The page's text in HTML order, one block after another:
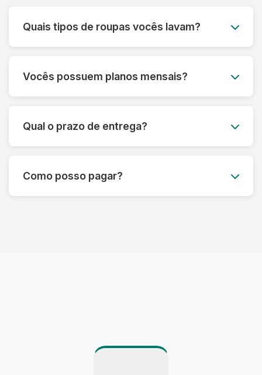
a lavagem, entregamos tudo limpo e passado
para você.
Quais tipos de roupas vocês lavam?
festa, ternos e roupas de couro. Também
lavamos edredons, tapetes, tênis e muito mais.
Vocês possuem planos mensais?
necessidades, com um ótimo custo-benefício.
Entre em contato para saber mais.
Qual o prazo de entrega?
Oferecemos também opções de lavagem
express.
Como posso pagar?